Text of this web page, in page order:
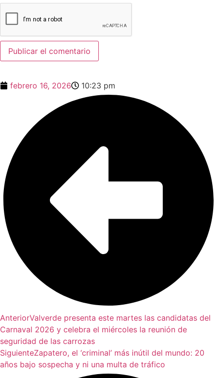
febrero 16, 2026 10:23 pm
AnteriorValverde presenta este martes las candidatas del
Carnaval 2026 y celebra el miércoles la reunión de
seguridad de las carrozas
SiguienteZapatero, el ‘criminal’ más inútil del mundo: 20
años bajo sospecha y ni una multa de tráfico